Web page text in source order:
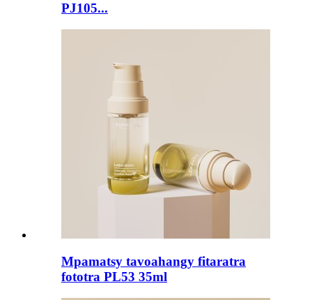
PJ105...
Mpamatsy tavoahangy fitaratra
fototra PL53 35ml